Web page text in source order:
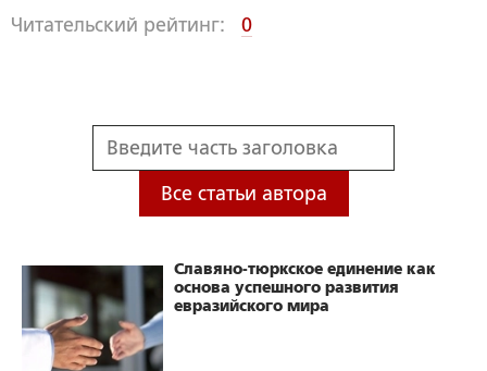
Читательский рейтинг: 0
Все статьи автора
Славяно-тюркское единение как
основа успешного развития
евразийского мира